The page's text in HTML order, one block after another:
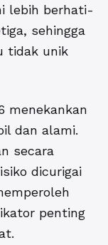
lebih berhati-
sehingga
tidak unik
menekankan
dan alami.
secara
dicurigai
penting